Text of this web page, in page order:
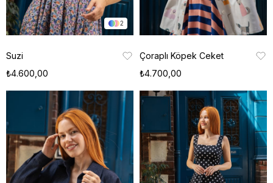
2
Suzi
₺4.600,00
Çoraplı Köpek Ceket
₺4.700,00